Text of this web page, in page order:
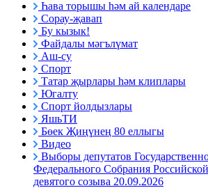
Һава торышы һәм ай календаре
Сорау-җавап
Бу кызык!
Файдалы мәгълүмат
Аш-су
Спорт
Татар җырлары һәм клиплары
Югалту
Спорт йолдызлары
ЯшьТИ
Бөек Җиңүнең 80 еллыгы
Видео
Выборы депутатов
Федерального Собрания
девятого созыва 20.09.2026